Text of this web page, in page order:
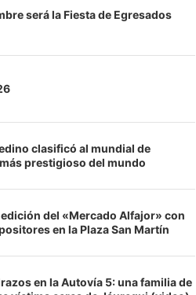
será la Fiesta de Egresados
clasificó al mundial de
prestigioso del mundo
edición del «Mercado Alfajor» con
en la Plaza San Martín
en la Autovía 5: una familia de